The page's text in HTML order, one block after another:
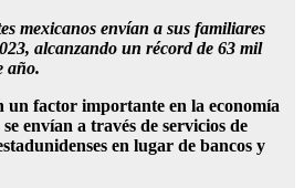
mexicanos envían a sus familiares
alcanzando un récord de 63 mil
año.
un factor importante en la economía
envían a través de servicios de
en lugar de bancos y